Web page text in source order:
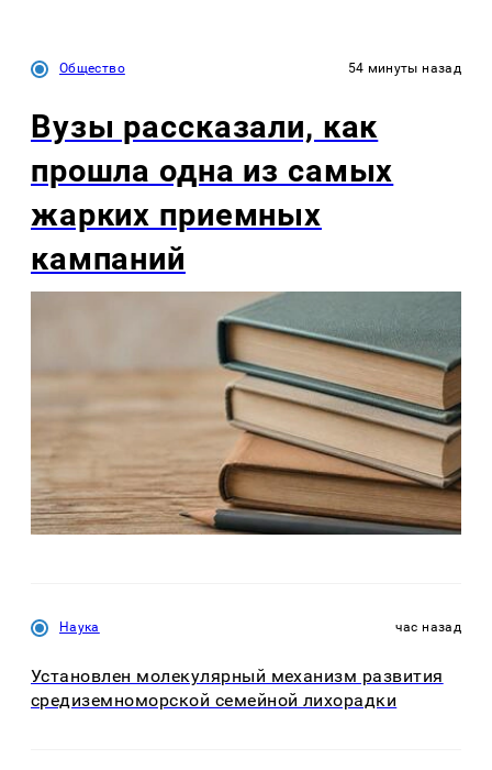
Общество 54 минуты назад
Вузы рассказали, как
прошла одна из самых
жарких приемных
кампаний
Наука час назад
Установлен молекулярный механизм развития
средиземноморской семейной лихорадки